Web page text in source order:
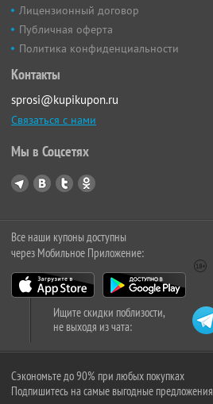
Лицензионный договор
Публичная оферта
Политика конфиденциальности
Контакты
sprosi@kupikupon.ru
Связаться с нами
Мы в Соцсетях
Все наши купоны доступны
через Мобильное Приложение:
Ищите скидки поблизости,
не выходя из чата:
Сэкономьте до 90% при любых покупках
Подпишитесь на самые выгодные предложения